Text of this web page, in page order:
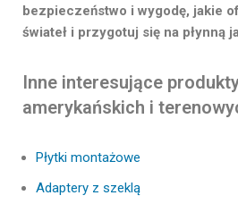
bezpieczeństwo i wygodę, jakie
świateł i przygotuj się na płynną
Inne interesujące
amerykańskich i
Płytki montażowe
Adaptery z szeklą